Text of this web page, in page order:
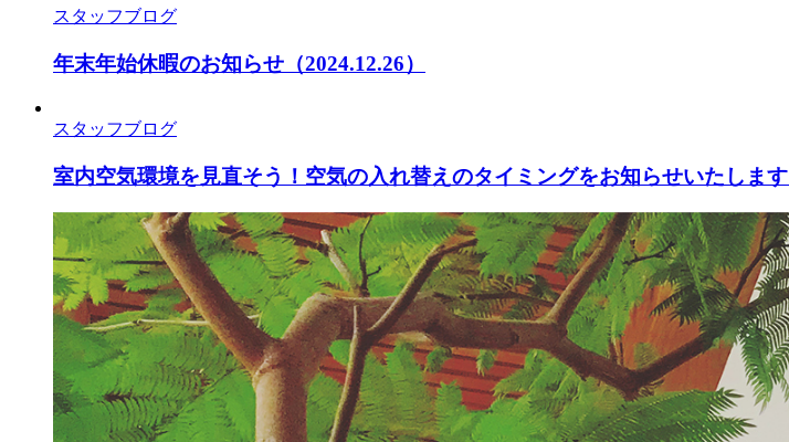
スタッフブログ
年末年始休暇のお知らせ （2024.12.26）
スタッフブログ
室内空気環境を見直そう！空気の入れ替えのタイミングをお知らせいたします